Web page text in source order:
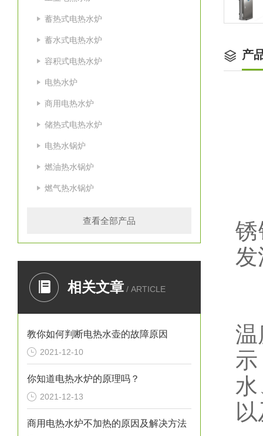
蓄热式电热水炉
蓄水式电热水炉
容积式电热水炉
电热水炉
商用电热水炉
储热式电热水炉
电热水锅炉
燃油热水锅炉
燃气热水锅炉
查看全部产品
相关文章 / ARTICLE
教你如何判断电热水壶的故障原因
2021-12-10
你知道电热水炉的原理吗？
2021-12-13
商用电热水炉不加热的原因及解决方法
产
温